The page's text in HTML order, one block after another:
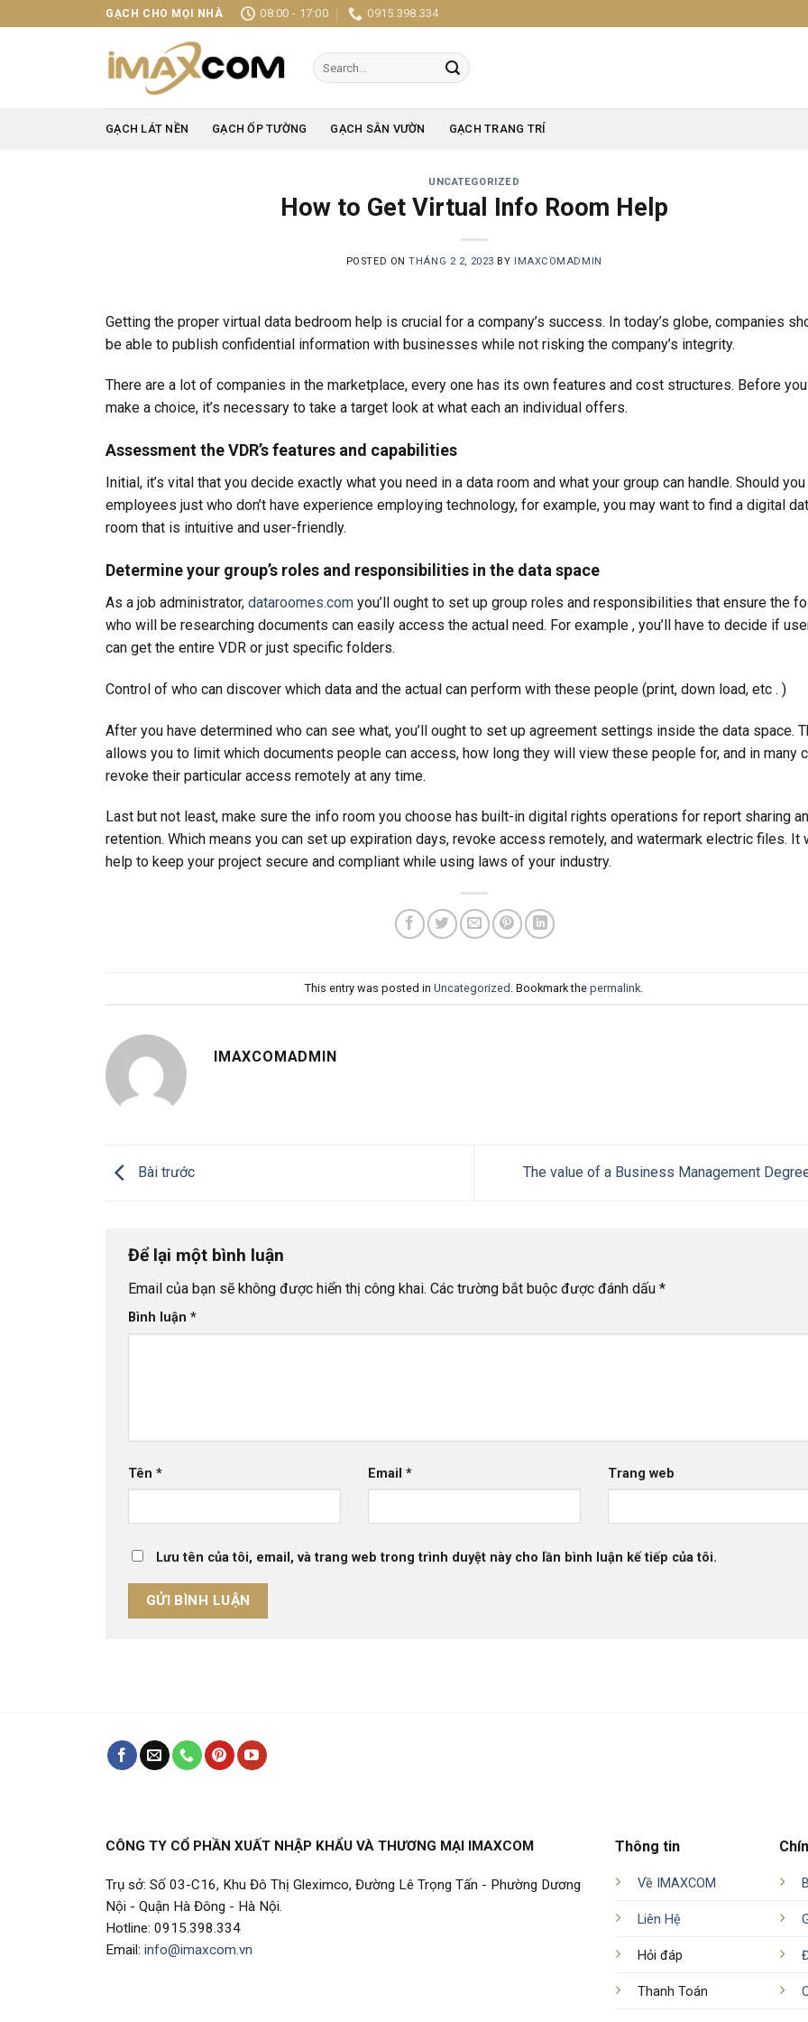
to
GẠCH CHO MỌI NHÀ 08:00 - 17:00 0915.398.334
Search
for:
GẠCH LÁT NỀN GẠCH ỐP TƯỜNG GẠCH SÂN VƯỜN GẠCH TRANG TRÍ
UNCATEGORIZED
How to Get Virtual Info Room Help
POSTED ONTHÁNG 2 2, 2023 BY IMAXCOMADMIN
Getting the proper virtual data bedroom help is crucial for a company’s success. In today’s globe, companies
be able to publish confidential information with businesses while not risking the company’s integrity.
There are a lot of companies in the marketplace, every one has its own features and cost structures. Before you
make a choice, it’s necessary to take a target look at what each an individual offers.
Assessment the VDR’s features and capabilities
Initial, it’s vital that you decide exactly what you need in a data room and what your group can handle. Should
employees just who don’t have experience employing technology, for example, you may want to find a digital
room that is intuitive and user-friendly.
Determine your group’s roles and responsibilities in the data space
As a job administrator, dataroomes.com you’ll ought to set up group roles and responsibilities that ensure the
who will be researching documents can easily access the actual need. For example , you’ll have to decide if
can get the entire VDR or just specific folders.
Control of who can discover which data and the actual can perform with these people (print, down load, etc . )
After you have determined who can see what, you’ll ought to set up agreement settings inside the data space.
allows you to limit which documents people can access, how long they will view these people for, and in many
revoke their particular access remotely at any time.
Last but not least, make sure the info room you choose has built-in digital rights operations for report sharing
retention. Which means you can set up expiration days, revoke access remotely, and watermark electric files. It
help to keep your project secure and compliant while using laws of your industry.
This entry was posted inUncategorized . Bookmark thepermalink
IMAXCOMADMIN
Bài trước The value of a Business Management
Để lại một bình luận
Email của bạn sẽ không được hiển thị công khai. Các trường bắt buộc được đánh dấu *
Bình luận *
Tên * Email * Trang web
Lưu tên của tôi, email, và trang web trong trình duyệt này cho lần bình luận kế tiếp của tôi.
CÔNG TY CỔ PHẦN XUẤT NHẬP KHẨU VÀ THƯƠNG MẠI IMAXCOM
Trụ sở: Số 03-C16, Khu Đô Thị Gleximco, Đường Lê Trọng Tấn - Phường Dương
Nội - Quận Hà Đông - Hà Nội.
Hotline: 0915.398.334
Email: info@imaxcom.vn
Thông tin
Về IMAXCOM
Liên Hệ
Hỏi đáp
Thanh Toán